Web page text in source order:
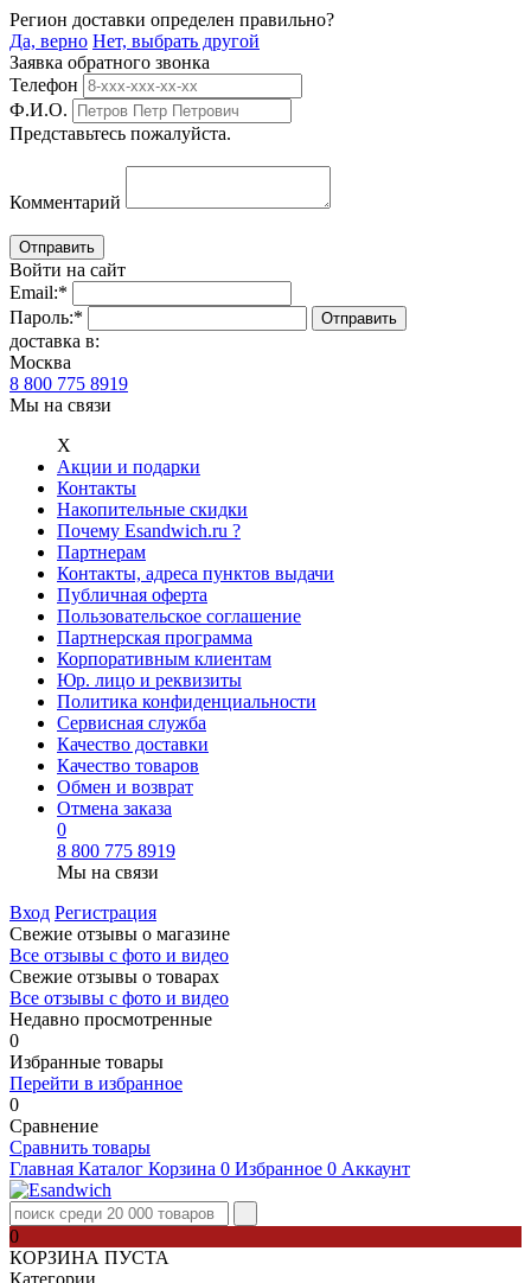
Регион доставки определен правильно?
Да, верно Нет, выбрать другой
Заявка обратного звонка
Телефон
Ф.И.О.
Представьтесь пожалуйста.
Комментарий
Войти на сайт
Email:*
Пароль:*
доставка в:
Москва
8 800 775 8919
Мы на связи
Х
Акции и подарки
Контакты
Накопительные скидки
Почему Esandwich.ru ?
Партнерам
Контакты, адреса пунктов выдачи
Публичная оферта
Пользовательское соглашение
Партнерская программа
Корпоративным клиентам
Юр. лицо и реквизиты
Политика конфиденциальности
Сервисная служба
Качество доставки
Качество товаров
Обмен и возврат
Отмена заказа
0
8 800 775 8919
Мы на связи
Вход Регистрация
Свежие отзывы о магазине
Все отзывы с фото и видео
Свежие отзывы о товарах
Все отзывы c фото и видео
Недавно просмотренные
0
Избранные товары
Перейти в избранное
0
Сравнение
Сравнить товары
Главная Каталог Корзина 0 Избранное 0 Аккаунт
0
КОРЗИНА ПУСТА
Категории